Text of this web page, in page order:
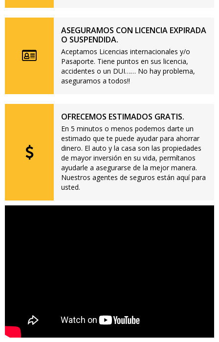
ASEGURAMOS CON LICENCIA EXPIRADA
O SUSPENDIDA.
Aceptamos Licencias internacionales y/o
Pasaporte. Tiene puntos en sus licencia,
accidentes o un DUI…… No hay problema,
aseguramos a todos!!
OFRECEMOS ESTIMADOS GRATIS.
En 5 minutos o menos podemos darte un
estimado que te puede ayudar para ahorrar
dinero. El auto y la casa son las propiedades
de mayor inversión en su vida, permítanos
ayudarle a asegurarse de la mejor manera.
Nuestros agentes de seguros están aquí para
usted.